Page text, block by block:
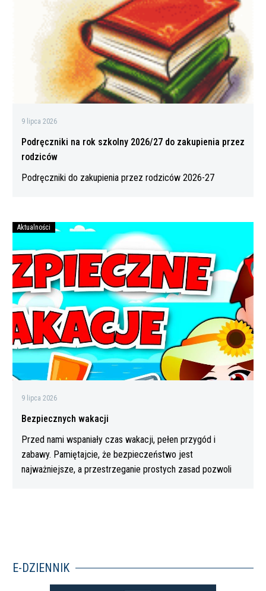
do
zakupienia
przez
rodziców
9 lipca 2026
Podręczniki na rok szkolny 2026/27 do zakupienia przez
rodziców
Podręczniki do zakupienia przez rodziców 2026-27
Bezpiecznych
wakacji
Aktualności
9 lipca 2026
Bezpiecznych wakacji
Przed nami wspaniały czas wakacji, pełen przygód i
zabawy. Pamiętajcie, że bezpieczeństwo jest
najważniejsze, a przestrzeganie prostych zasad pozwoli
E-DZIENNIK